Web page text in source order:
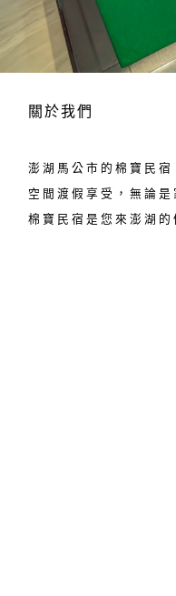
關於我們
澎湖馬公市的棉寶民
空間渡假享受，無論
棉寶民宿是您來澎湖的